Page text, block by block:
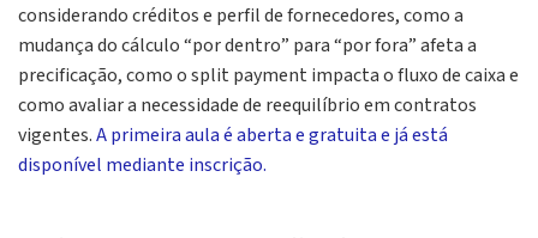
considerando créditos e perfil de fornecedores, como a
mudança do cálculo “por dentro” para “por fora” afeta a
precificação, como osplit payment impacta o fluxo de caixa e
como avaliar a necessidade de reequilíbrio em contratos
vigentes.A primeira aula é aberta e gratuita e já está
disponível mediante inscrição.